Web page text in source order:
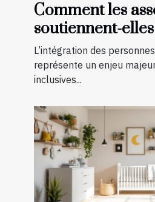
Comment les
soutiennent-elles
l'intégration des
malentendants ?
L’intégration des
représente un enjeu
inclusives...